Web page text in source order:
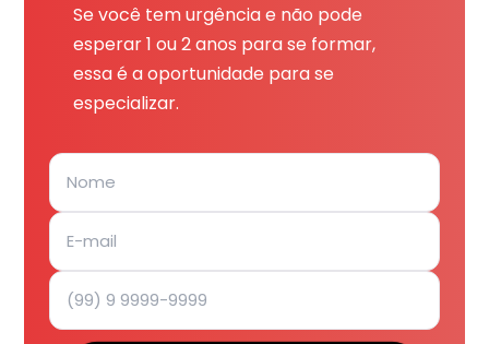
Se você tem urgência e não pode
esperar 1 ou 2 anos para se formar,
essa é a oportunidade para se
especializar.